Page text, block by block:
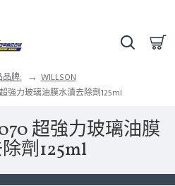
品牌:
WILLSON
強力玻璃油膜水漬去除劑125ml
超強力玻璃油膜
劑125ml